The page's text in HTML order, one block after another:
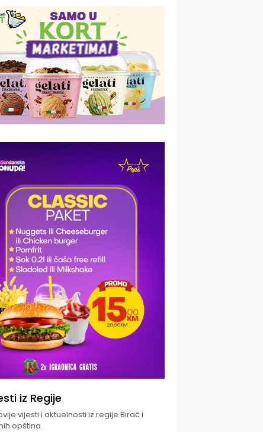
iz Regije
vijesti i aktuelnosti iz regije Birač i
opština.